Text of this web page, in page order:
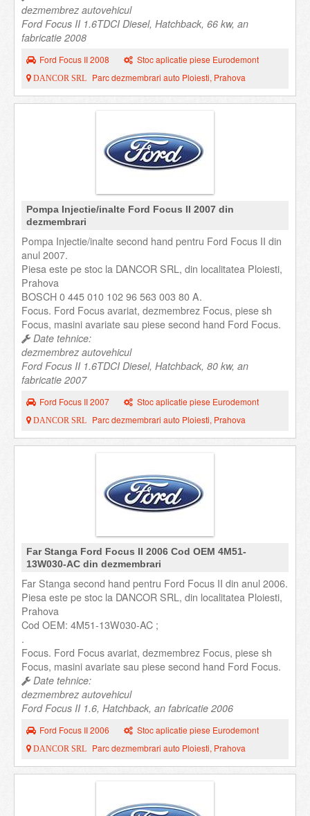
dezmembrez autovehicul
Ford Focus II 1.6TDCI Diesel, Hatchback, 66 kw, an
fabricatie 2008
Ford Focus II 2008 Stoc aplicatie piese Eurodemont
DANCOR SRL Parc dezmembrari auto Ploiesti, Prahova
Pompa Injectie/inalte Ford Focus II 2007 din
dezmembrari
Pompa Injectie/inalte second hand pentru Ford Focus II din
anul 2007.
Piesa este pe stoc la DANCOR SRL, din localitatea Ploiesti,
Prahova
BOSCH 0 445 010 102 96 563 003 80 A.
Focus. Ford Focus avariat, dezmembrez Focus, piese sh
Focus, masini avariate sau piese second hand Ford Focus.
Date tehnice:
dezmembrez autovehicul
Ford Focus II 1.6TDCI Diesel, Hatchback, 80 kw, an
fabricatie 2007
Ford Focus II 2007 Stoc aplicatie piese Eurodemont
DANCOR SRL Parc dezmembrari auto Ploiesti, Prahova
Far Stanga Ford Focus II 2006 Cod OEM 4M51-
13W030-AC din dezmembrari
Far Stanga second hand pentru Ford Focus II din anul 2006.
Piesa este pe stoc la DANCOR SRL, din localitatea Ploiesti,
Prahova
Cod OEM: 4M51-13W030-AC ;
.
Focus. Ford Focus avariat, dezmembrez Focus, piese sh
Focus, masini avariate sau piese second hand Ford Focus.
Date tehnice:
dezmembrez autovehicul
Ford Focus II 1.6, Hatchback, an fabricatie 2006
Ford Focus II 2006 Stoc aplicatie piese Eurodemont
DANCOR SRL Parc dezmembrari auto Ploiesti, Prahova